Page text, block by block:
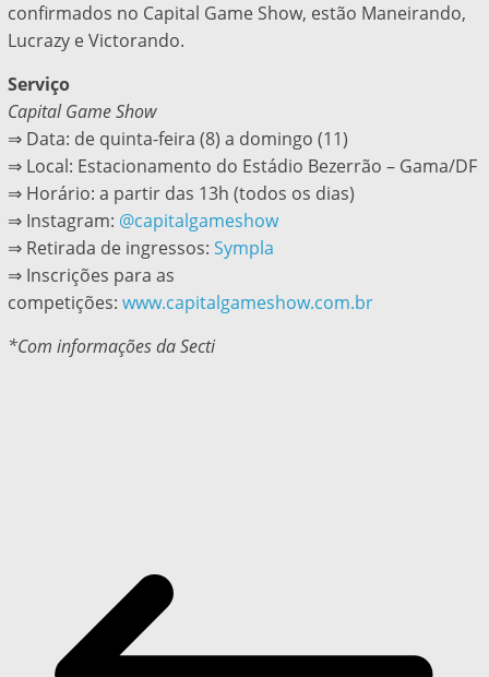
confirmados no Capital Game Show, estão Maneirando,
Lucrazy e Victorando.
Serviço
Capital Game Show
⇒ Data: de quinta-feira (8) a domingo (11)
⇒ Local: Estacionamento do Estádio Bezerrão – Gama/DF
⇒ Horário: a partir das 13h (todos os dias)
⇒ Instagram: @capitalgameshow
⇒ Retirada de ingressos: Sympla
⇒ Inscrições para as
competições: www.capitalgameshow.com.br
*Com informações da Secti